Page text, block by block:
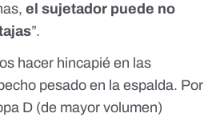
el sujetador puede no
”.
hacer hincapié en las
pesado en la espalda. Por
D (de mayor volumen)